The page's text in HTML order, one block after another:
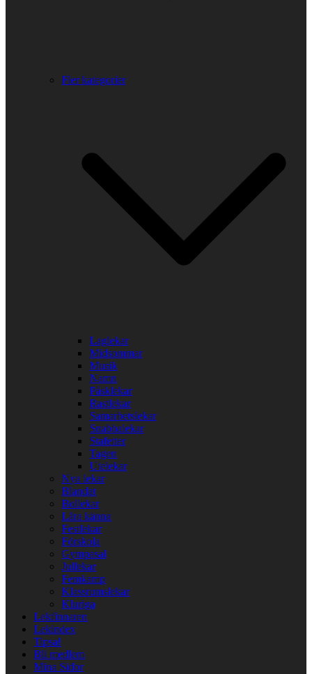
Fler kategorier
Laglekar
Midsommar
Musik
Namn
Påsklekar
Rastlekar
Samarbetslekar
Snabbalekar
Stafetter
Tagen
Utelekar
Nya lekar
Blandat
Bollekar
Lära känna
Festlekar
Förskola
Gympasal
Jullekar
Femkamp
Klassrumslekar
Kluriga
Lekfinnaren
Lekindex
Tipsa!
Bli medlem
Mina Sidor